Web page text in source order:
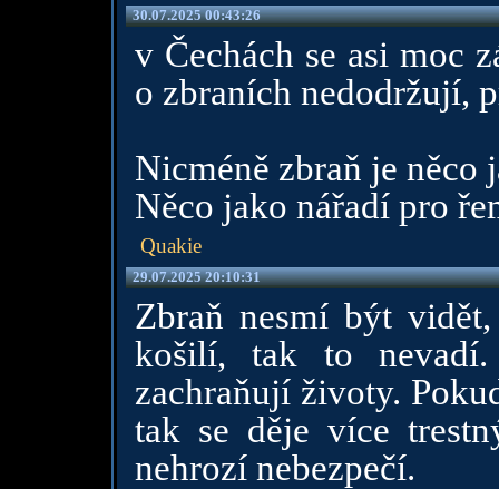
30.07.2025 00:43:26
v Čechách se asi moc
o zbraních nedodržují,
Nicméně zbraň je něco
Něco jako nářadí pro
Quakie
29.07.2025 20:10:31
Zbraň nesmí být
košilí, tak to
zachraňují životy.
tak se děje více
nehrozí nebezpečí.